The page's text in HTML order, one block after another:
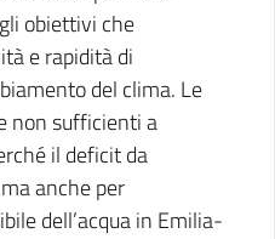
obiettivi che
e rapidità di
del clima. Le
non sufficienti a
il deficit da
anche per
dell’acqua in Emilia-